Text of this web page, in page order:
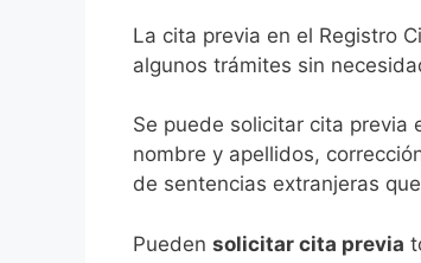
​​​​​​​​​​​​​​​​​​​​​​​​​​​​La cita previa en el Registro
algunos trámites sin
Se puede solicitar cita previa
nombre y apellidos,
de sentencias extranjeras
​Pueden solicitar cita previa